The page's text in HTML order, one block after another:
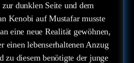
dunklen Seite und dem
Kenobi auf Mustafar musste
eine neue Realität gewöhnen,
einen lebenserhaltenen Anzug
zu diesem benötigte der junge